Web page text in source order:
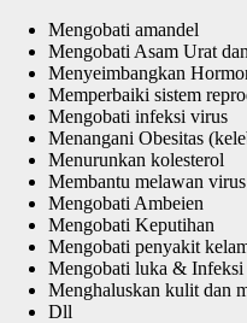
Mengobati amandel
Mengobati Asam Urat
Menyeimbangkan
Memperbaiki sistem
Mengobati infeksi virus
Menangani Obesitas
Menurunkan kolesterol
Membantu melawan
Mengobati Ambeien
Mengobati Keputihan
Mengobati penyakit
Mengobati luka & Infeksi
Menghaluskan kulit dan
Dll